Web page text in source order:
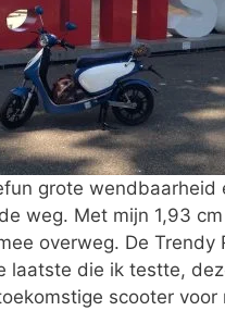
grote wendbaarheid
weg. Met mijn 1,93
overweg. De Trendy
laatste die ik testte,
scooter voor